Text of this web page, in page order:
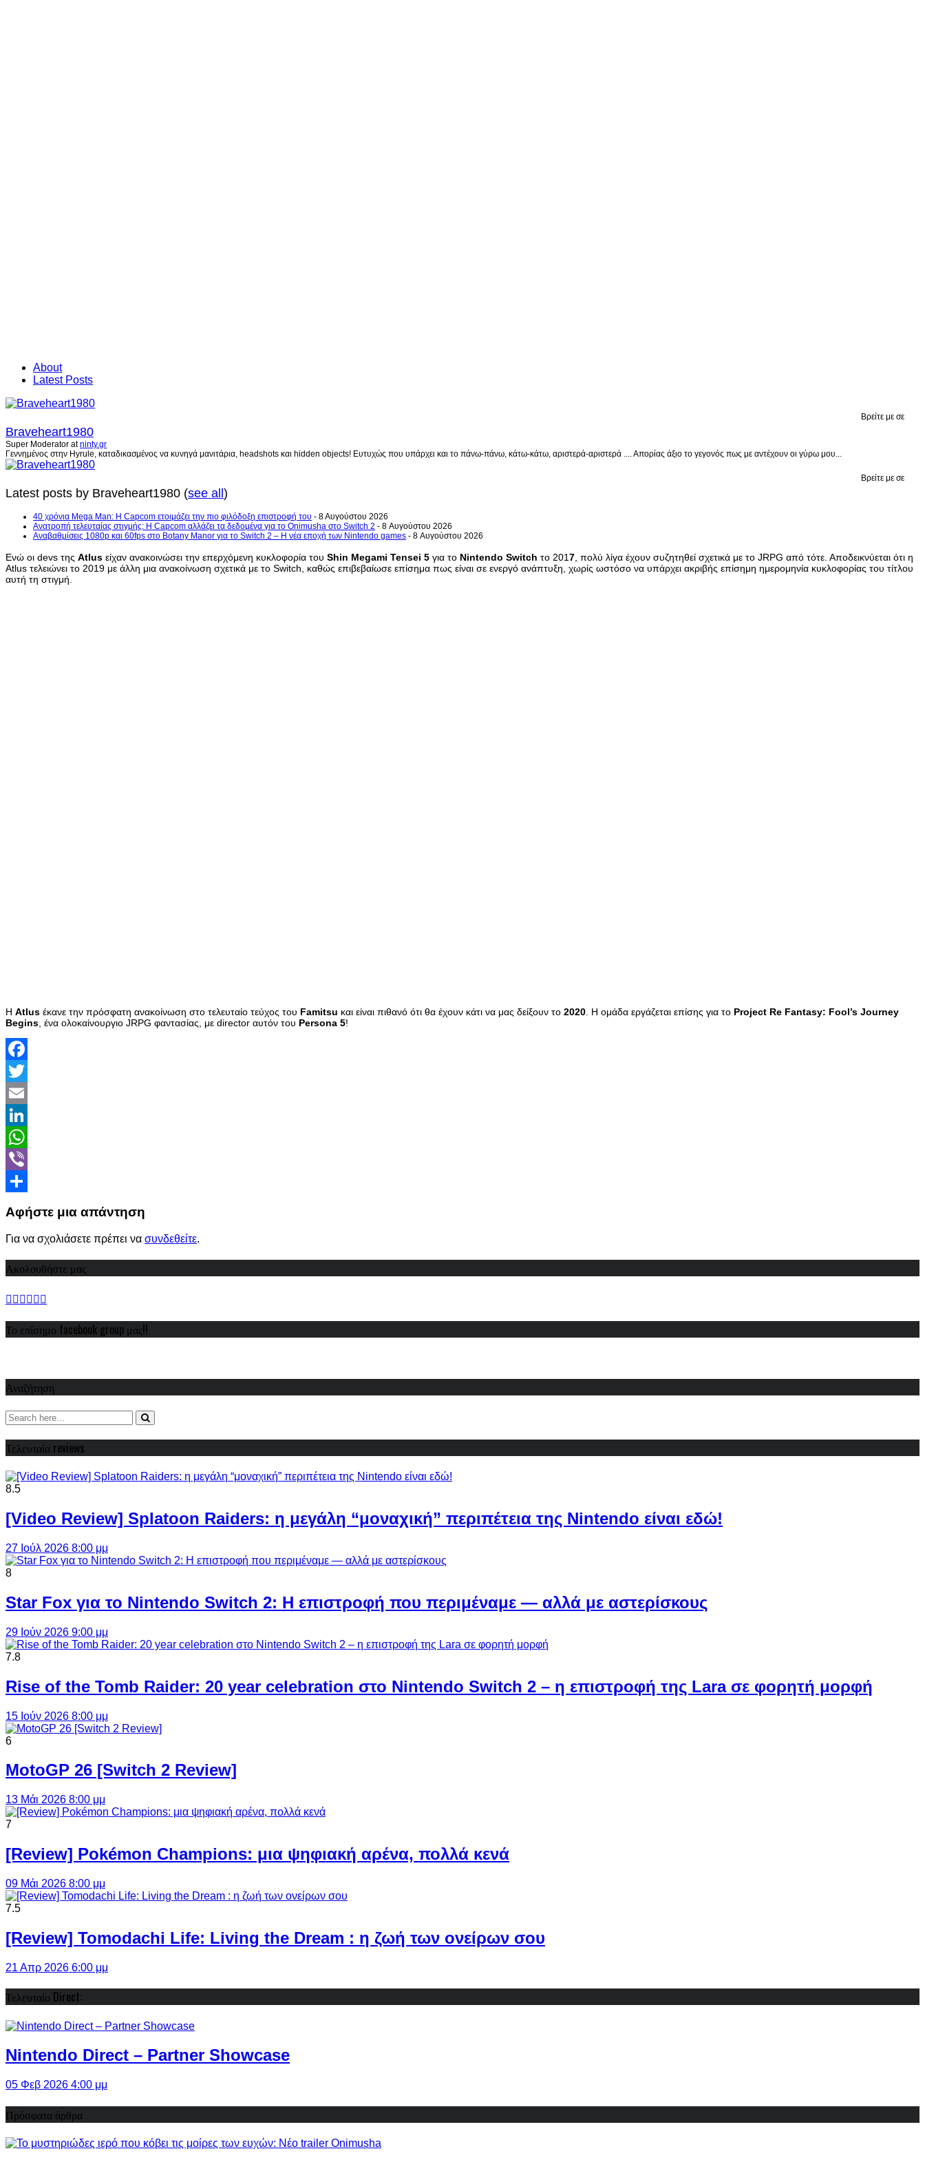
About
Latest Posts
Βρείτε με σε
Braveheart1980
Super Moderator atninty.gr
Γεννημένος στην Hyrule, καταδικασμένος να κυνηγά μανιτάρια, headshots και hidden objects! Ευτυχώς που υπάρχει και το πάνω-πάνω, κάτω-κάτω, αριστερά-αριστερά .... Απορίας άξιο το γεγονός πως με αντέχουν οι γύρω μου...
Βρείτε με σε
Latest posts by Braveheart1980 (see all)
40 χρόνια Mega Man: Η Capcom ετοιμάζει την πιο φιλόδοξη επιστροφή του - 8 Αυγούστου 2026
Ανατροπή τελευταίας στιγμής: Η Capcom αλλάζει τα δεδομένα για το Onimusha στο Switch 2 - 8 Αυγούστου 2026
Αναβαθμίσεις 1080p και 60fps στο Botany Manor για το Switch 2 – Η νέα εποχή των Nintendo games - 8 Αυγούστου 2026
Ενώ οι devs της Atlus είχαν ανακοινώσει την επερχόμενη κυκλοφορία του Shin Megami Tensei 5 για το Nintendo Switch το 2017 , πολύ λίγα έχουν συζητηθεί σχετικά με το JRPG από τότε. Αποδεικνύεται ότι η
Atlus τελειώνει το 2019 με άλλη μια ανακοίνωση σχετικά με το Switch, καθώς επιβεβαίωσε επίσημα πως είναι σε ενεργό ανάπτυξη, χωρίς ωστόσο να υπάρχει ακριβής επίσημη ημερομηνία κυκλοφορίας του τίτλου
αυτή τη στιγμή.
Η Atlus έκανε την πρόσφατη ανακοίνωση στο τελευταίο τεύχος του Famitsu και είναι πιθανό ότι θα έχουν κάτι να μας δείξουν το 2020 . Η ομάδα εργάζεται επίσης για το Project Re Fantasy: Fool’s Journey
Begins , ένα ολοκαίνουργιο JRPG φαντασίας, με director αυτόν του Persona 5!
Facebook
Twitter
Email
LinkedIn
WhatsApp
Viber
Αφήστε μια απάντηση
Για να σχολιάσετε πρέπει να συνδεθείτε.
Ακολουθήστε μας
Το επίσημο facebook group μας!!
Αναζήτηση
Τελευταία reviews
8.5
[Video Review] Splatoon Raiders: η μεγάλη “μοναχική” περιπέτεια της Nintendo είναι εδώ!
27 Ιούλ 2026 8:00 μμ
8
Star Fox για το Nintendo Switch 2: Η επιστροφή που περιμέναμε — αλλά με αστερίσκους
29 Ιούν 2026 9:00 μμ
7.8
Rise of the Tomb Raider: 20 year celebration στο Nintendo Switch 2 – η επιστροφή της Lara σε φορητή μορφή
15 Ιούν 2026 8:00 μμ
6
MotoGP 26 [Switch 2 Review]
13 Μάι 2026 8:00 μμ
7
[Review] Pokémon Champions: μια ψηφιακή αρένα, πολλά κενά
09 Μάι 2026 8:00 μμ
7.5
[Review] Tomodachi Life: Living the Dream : η ζωή των ονείρων σου
21 Απρ 2026 6:00 μμ
Τελευταίο Direct:
Nintendo Direct – Partner Showcase
05 Φεβ 2026 4:00 μμ
Πρόσφατα άρθρα